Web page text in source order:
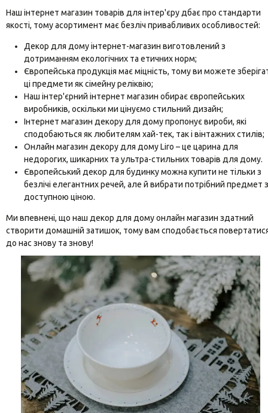
Наш інтернет магазин товарів для інтер'єру дбає про стандарти
якості, тому асортимент має безліч привабливих особливостей:
Декор для дому інтернет-магазин виготовлений з
дотриманням екологічних та етичних норм;
Європейська продукція має міцність, тому ви можете
ці предмети як сімейну реліквію;
Наш інтер'єрний інтернет магазин обирає європейських
виробників, оскільки ми цінуємо стильний дизайн;
Інтернет магазин декору для дому пропонує вироби, які
сподобаються як любителям хай-тек, так і вінтажних стилів;
Онлайн магазин декору для дому Liro – це царина для
недорогих, шикарних та ультра-стильних товарів для дому.
Європейський декор для будинку можна купити не тільки з
безлічі елегантних речей, але й вибрати потрібний предмет
доступною ціною.
Ми впевнені, що наш декор для дому онлайн магазин здатний
створити домашній затишок, тому вам сподобається
до нас знову та знову!